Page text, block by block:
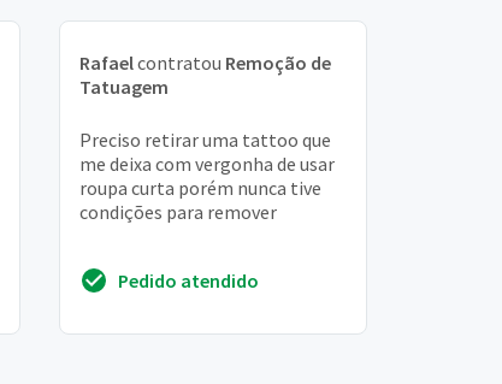
Rafaelcontratou Remoção de
Tatuagem
Preciso retirar uma tattoo que
me deixa com vergonha de usar
roupa curta porém nunca tive
condições para remover
Pedido atendido